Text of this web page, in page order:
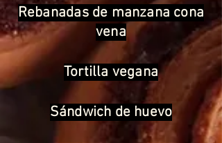
Rebanadas de manzana cona
vena
Tortilla vegana
Sándwich de huevo